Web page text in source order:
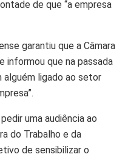
de que “a empresa
garantiu que a Câmara
informou que na passada
ligado ao setor
uma audiência ao
do Trabalho e da
de sensibilizar o